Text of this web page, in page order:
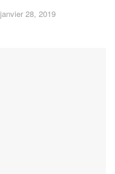
janvier 28, 2019